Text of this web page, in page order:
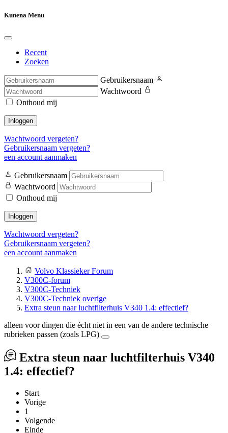
Kunena Menu
Recent
Zoeken
Gebruikersnaam
Wachtwoord
Onthoud mij
Inloggen
Wachtwoord vergeten?
Gebruikersnaam vergeten?
een account aanmaken
Gebruikersnaam
Wachtwoord
Onthoud mij
Inloggen
Wachtwoord vergeten?
Gebruikersnaam vergeten?
een account aanmaken
Volvo Klassieker Forum
V300C-forum
V300C-Techniek
V300C-Techniek overige
Extra steun naar luchtfilterhuis V340 1.4: effectief?
alleen voor dingen die écht niet in een van de andere technische
rubrieken passen (zoals LPG)
Extra steun naar luchtfilterhuis V340
1.4: effectief?
Start
Vorige
1
Volgende
Einde